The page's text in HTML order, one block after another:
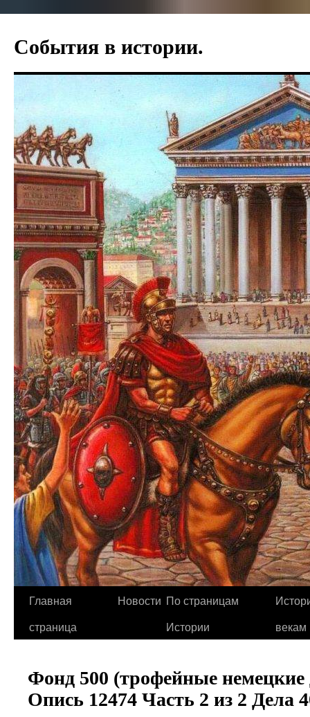
содержимому
События в истории.
Главная
страница
Новости По страницам
Истории
векам
Фонд 500 (трофейные
Опись 12474 Часть 2 из 2 Дела